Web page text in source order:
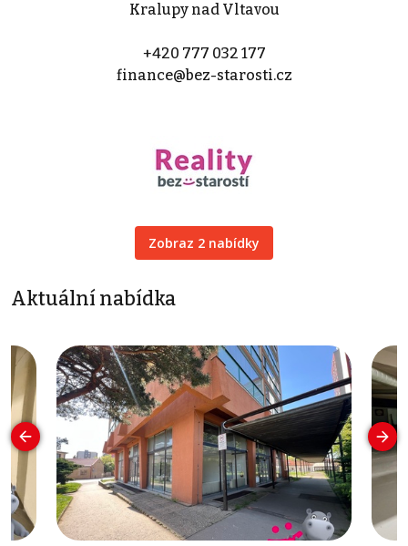
Kralupy nad Vltavou
+420 777 032 177
finance@bez-starosti.cz
Zobraz 2 nabídky
Aktuální nabídka